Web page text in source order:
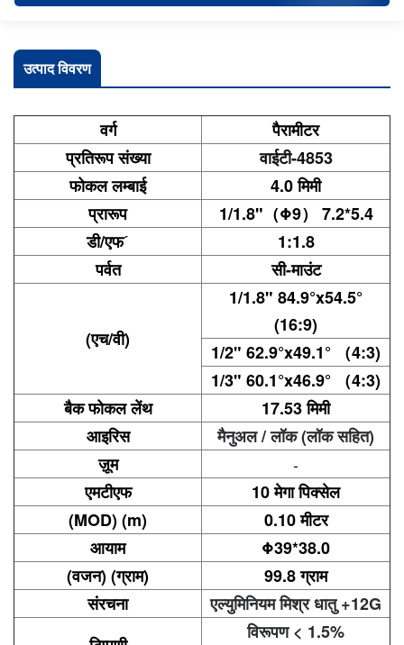
उत्पाद विवरण
वर्ग
पैरामीटर
प्रतिरूप संख्या
वाईटी-4853
फोकल लम्बाई
4.0 मिमी
प्रारूप
1/1.8"（Φ9） 7.2*5.4
डी/एफˊ
1:1.8
पर्वत
सी-माउंट
(एच/वी)
1/1.8" 84.9°x54.5°
(16:9)
1/2" 62.9°x49.1° （4:3)
1/3" 60.1°x46.9° （4:3)
बैक फोकल लेंथ
17.53 मिमी
आइरिस
मैनुअल / लॉक (लॉक सहित)
ज़ूम
-
एमटीएफ
10 मेगा पिक्सेल
(MOD) (m)
0.10 मीटर
आयाम
Φ39*38.0
(वजन) (ग्राम)
99.8 ग्राम
संरचना
एल्युमिनियम मिश्र धातु +12G
विरूपण < 1.5%